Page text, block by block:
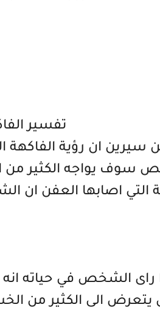
تفسير
سيرين ان رؤية الفاكهة
سوف يواجه الكثير من
التي اصابها العفن ان
راى الشخص في حياته
الى الكثير من